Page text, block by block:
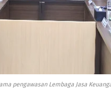
pengawasan Lembaga Jasa